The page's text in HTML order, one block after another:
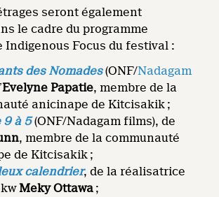
seront également
le cadre du programme
Indigenous Focus du festival :
des Nomades(ONF/Nadagam
Evelyne Papatie, membre de la
anicinape de Kitcisakik ;
9 à 5(ONF/Nadagam films), de
, membre de la communauté
de Kitcisakik ;
calendrier, de la réalisatrice
Meky Ottawa ;